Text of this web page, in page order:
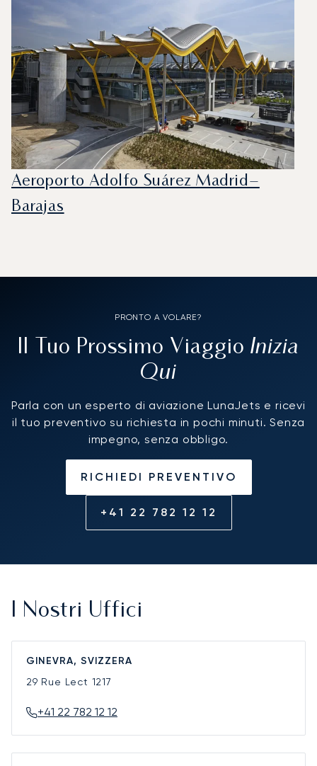
Aeroporto Adolfo Suárez Madrid–
Barajas
PRONTO A VOLARE?
Il Tuo Prossimo Viaggio Inizia
Qui
Parla con un esperto di aviazione LunaJets e ricevi
il tuo preventivo su richiesta in pochi minuti. Senza
impegno, senza obbligo.
RICHIEDI PREVENTIVO
+41 22 782 12 12
I Nostri Uffici
GINEVRA, SVIZZERA
29 Rue Lect 1217
+41 22 782 12 12